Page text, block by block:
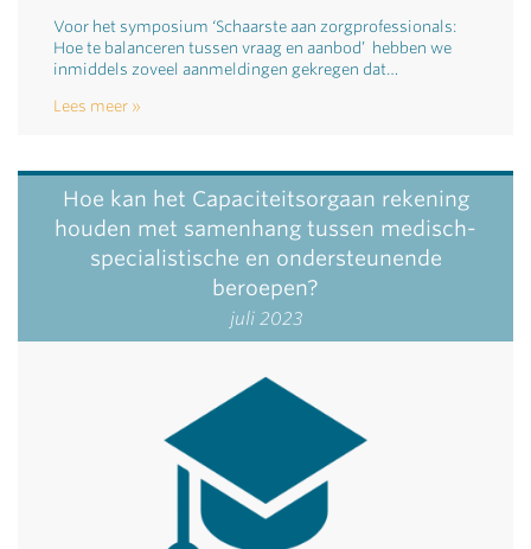
Voor het symposium ‘Schaarste aan zorgprofessionals:
Hoe te balanceren tussen vraag en aanbod’ hebben we
inmiddels zoveel aanmeldingen gekregen dat…
Lees meer
Hoe kan het Capaciteitsorgaan rekening
houden met samenhang tussen medisch-
specialistische en ondersteunende
beroepen?
juli 2023